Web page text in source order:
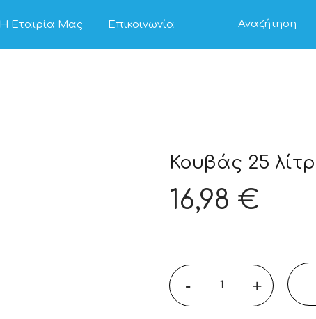
Η Εταιρία Μας Επικοινωνία
Κουβάς 25
16,98 €
- +